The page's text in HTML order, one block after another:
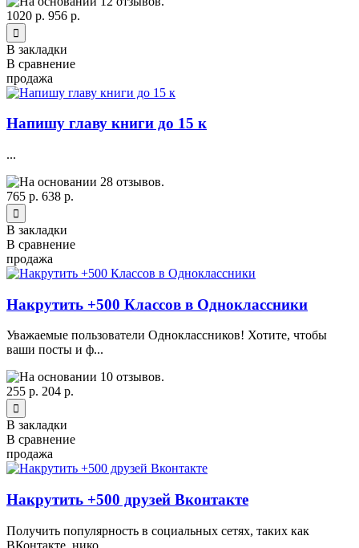
1020 р. 956 р.
В закладки
В сравнение
продажа
Напишу главу книги до 15 к
...
765 р. 638 р.
В закладки
В сравнение
продажа
Накрутить +500 Классов в Одноклассники
Уважаемые пользователи Одноклассников! Хотите, чтобы
ваши посты и ф...
255 р. 204 р.
В закладки
В сравнение
продажа
Накрутить +500 друзей Вконтакте
Получить популярность в социальных сетях, таких как
ВКонтакте, нико...